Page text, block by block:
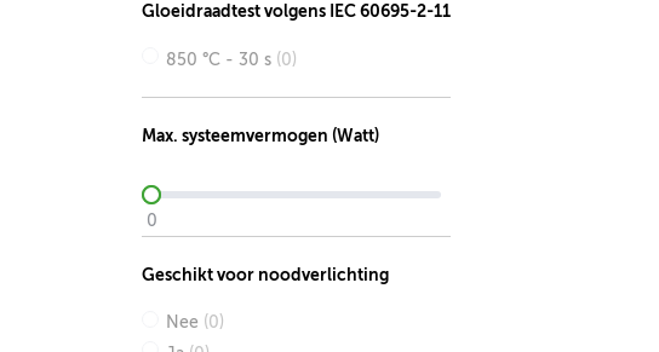
Gloeidraadtest volgens IEC 60695-2-11
850 °C - 30 s (0)
Max. systeemvermogen (Watt)
0
Geschikt voor noodverlichting
Nee (0)